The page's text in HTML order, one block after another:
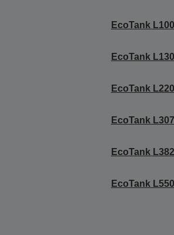
EcoTank L100
EcoTank
EcoTank L220
EcoTank
EcoTank L382
EcoTank L550